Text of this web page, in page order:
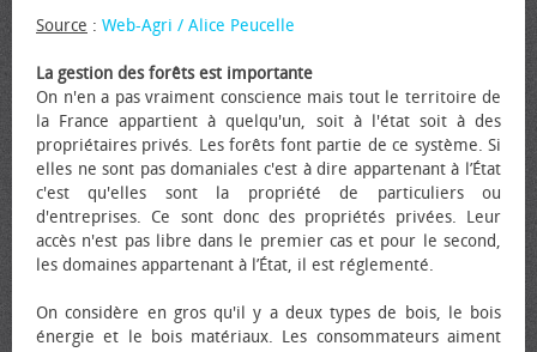
Source : Web-Agri / Alice Peucelle
La gestion des forêts est importante
On n'en a pas vraiment conscience mais tout le territoire de
la France appartient à quelqu'un, soit à l'état soit à des
propriétaires privés. Les forêts font partie de ce système. Si
elles ne sont pas domaniales c'est à dire appartenant à l’État
c'est qu'elles sont la propriété de particuliers ou
d'entreprises. Ce sont donc des propriétés privées. Leur
accès n'est pas libre dans le premier cas et pour le second,
les domaines appartenant à l’État, il est réglementé.
On considère en gros qu'il y a deux types de bois, le bois
énergie et le bois matériaux. Les consommateurs aiment